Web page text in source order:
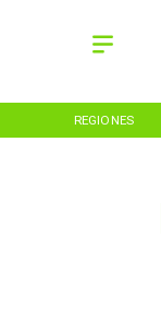
REGIONES